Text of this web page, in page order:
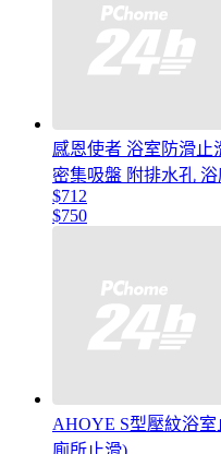
感恩使者 浴室防滑止
密集吸盤 附排水孔
$712
$750
AHOYE S型壓紋浴